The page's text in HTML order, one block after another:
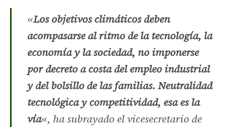
«Los objetivos climáticos deben
acompasarse al ritmo de la tecnología, la
economía y la sociedad, no imponerse
por decreto a costa del empleo industrial
y del bolsillo de las familias. Neutralidad
tecnológica y competitividad, esa es la
vía«, ha subrayado el vicesecretario de